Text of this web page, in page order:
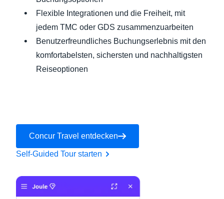
Flexible Integrationen und die Freiheit, mit
jedem TMC oder GDS zusammenzuarbeiten
Benutzerfreundliches Buchungserlebnis mit den
komfortabelsten, sichersten und nachhaltigsten
Reiseoptionen
Concur Travel entdecken
Self-Guided Tour starten